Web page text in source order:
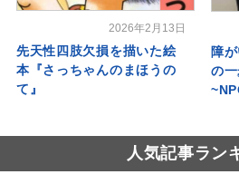
2026年2月13日
先天性四肢欠損を描いた絵
本『さっちゃんのまほうの
て』
障
の
人気記事ラン